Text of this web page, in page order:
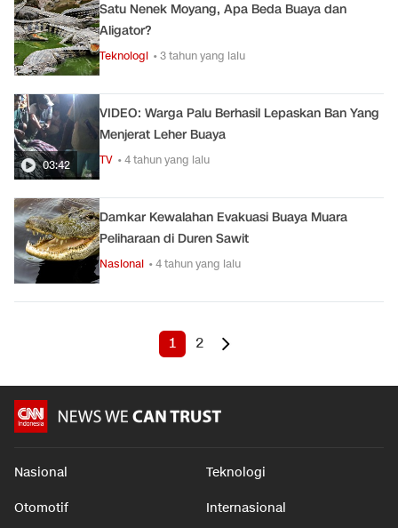
Satu Nenek Moyang, Apa Beda Buaya dan
Aligator?
Teknologi • 3 tahun yang lalu
03:42
VIDEO: Warga Palu Berhasil Lepaskan Ban Yang
Menjerat Leher Buaya
TV • 4 tahun yang lalu
Damkar Kewalahan Evakuasi Buaya Muara
Peliharaan di Duren Sawit
Nasional • 4 tahun yang lalu
1 2
Nasional Teknologi
Otomotif Internasional